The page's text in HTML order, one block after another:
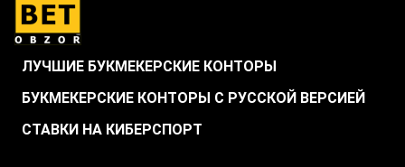
ЛУЧШИЕ БУКМЕКЕРСКИЕ КОНТОРЫ
БУКМЕКЕРСКИЕ КОНТОРЫ С РУССКОЙ ВЕРСИЕЙ
СТАВКИ НА КИБЕРСПОРТ